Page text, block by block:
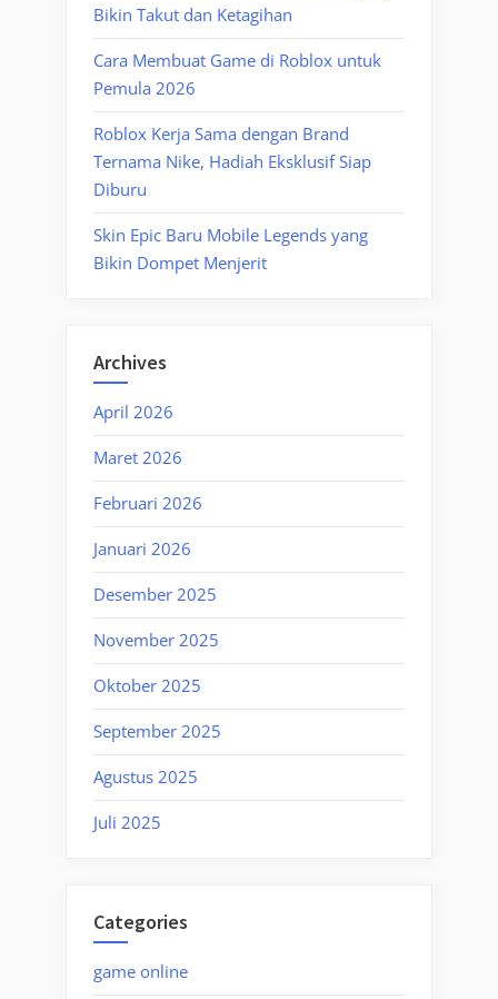
Bikin Takut dan Ketagihan
Cara Membuat Game di Roblox untuk
Pemula 2026
Roblox Kerja Sama dengan Brand
Ternama Nike, Hadiah Eksklusif Siap
Diburu
Skin Epic Baru Mobile Legends yang
Bikin Dompet Menjerit
Archives
April 2026
Maret 2026
Februari 2026
Januari 2026
Desember 2025
November 2025
Oktober 2025
September 2025
Agustus 2025
Juli 2025
Categories
game online